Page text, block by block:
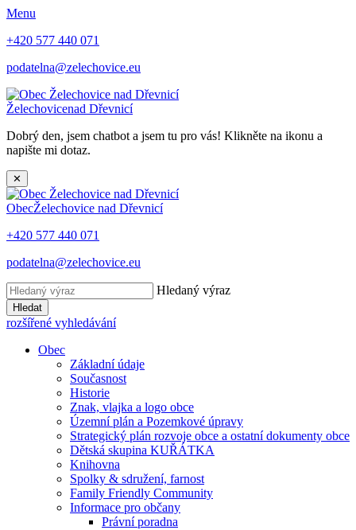
Menu
+420 577 440 071
podatelna@zelechovice.eu
Želechovicenad Dřevnicí
Dobrý den, jsem chatbot a jsem tu pro vás! Klikněte na ikonu a
napište mi dotaz.
✕
ObecŽelechovice nad Dřevnicí
+420 577 440 071
podatelna@zelechovice.eu
Hledaný výraz
Hledat
rozšířené vyhledávání
Obec
Základní údaje
Současnost
Historie
Znak, vlajka a logo obce
Územní plán a Pozemkové úpravy
Strategický plán rozvoje obce a ostatní dokumenty obce
Dětská skupina KUŘÁTKA
Knihovna
Spolky & sdružení, farnost
Family Friendly Community
Informace pro občany
Právní poradna